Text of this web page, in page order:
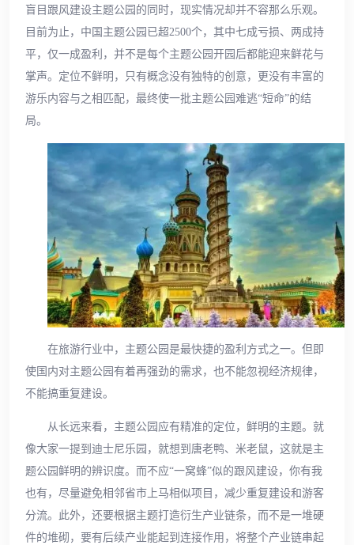
盲目跟风建设主题公园的同时，现实情况却并不容那么乐观。
目前为止，中国主题公园已超2500个，其中七成亏损、两成持
平，仅一成盈利，并不是每个主题公园开园后都能迎来鲜花与
掌声。定位不鲜明，只有概念没有独特的创意，更没有丰富的
游乐内容与之相匹配，最终使一批主题公园难逃“短命”的结
局。
在旅游行业中，主题公园是最快捷的盈利方式之一。但即
使国内对主题公园有着再强劲的需求，也不能忽视经济规律，
不能搞重复建设。
从长远来看，主题公园应有精准的定位，鲜明的主题。就
像大家一提到迪士尼乐园，就想到唐老鸭、米老鼠，这就是主
题公园鲜明的辨识度。而不应“一窝蜂”似的跟风建设，你有我
也有，尽量避免相邻省市上马相似项目，减少重复建设和游客
分流。此外，还要根据主题打造衍生产业链条，而不是一堆硬
件的堆砌，要有后续产业能起到连接作用，将整个产业链串起